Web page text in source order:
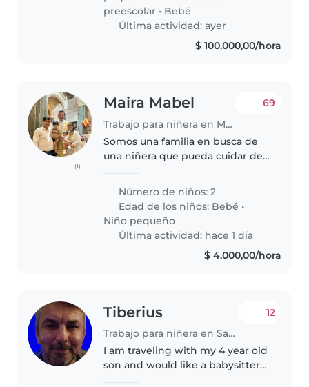
con ellos,..
preescolar • Bebé
Última actividad: ayer
$ 100.000,00/hora
(1)
Maira Mabel
Trabajo para niñera en Matanza
69
Somos una familia en busca de
una niñera que pueda cuidar de
son cariñosos, independientes y
tranquilos. Buscamos a alguien..
Número de niños: 2
Edad de los niños: Bebé •
Niño pequeño
Última actividad: hace 1 día
$ 4.000,00/hora
Tiberius
Trabajo para niñera en San Francisco
12
I am traveling with my 4 year old
son and would like a babysitter